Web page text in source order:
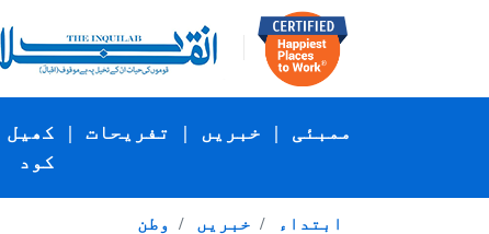
کھیل
کود
| تفریحات | خبریں | ممبئی
وطن خبریں ابتداء